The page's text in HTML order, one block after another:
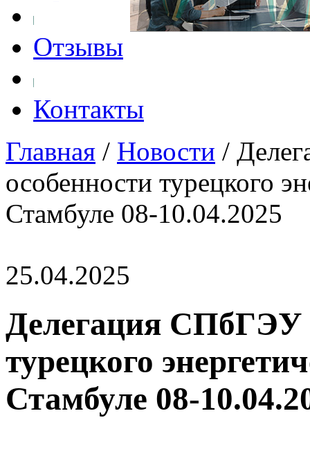
Отзывы
Контакты
Главная / Новости /
особенности турецкого
Стамбуле 08-10.04.2025
25.04.2025
Делегация СПбГЭУ
турецкого
Стамбуле 08-